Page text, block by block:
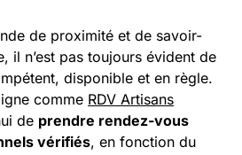
de proximité et de savoir-
il n’est pas toujours évident de
disponible et en règle.
comme RDV Artisans
de prendre rendez-vous
vérifiés, en fonction du